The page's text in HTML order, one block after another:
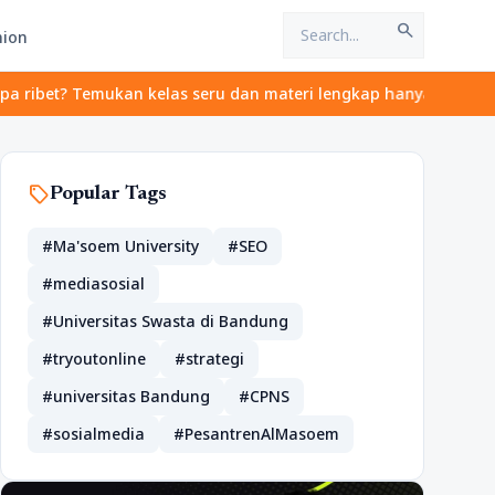
search
Temukan kelas seru dan materi lengkap hanya di
sellPopular Tags
#Ma'soem University
#SEO
#mediasosial
#Universitas Swasta di Bandung
#tryoutonline
#strategi
#universitas Bandung
#CPNS
#sosialmedia
#PesantrenAlMasoem